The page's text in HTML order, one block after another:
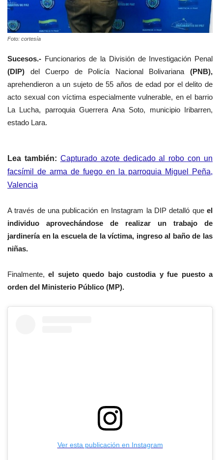
Foto: cortesía
Sucesos.- Funcionarios de la División de Investigación Penal
(DIP) del Cuerpo de Policía Nacional Bolivariana (PNB),
aprehendieron a un sujeto de55 años de edad por el delito de
acto sexual con víctima especialmente vulnerable, en el barrio
La Lucha, parroquia Guerrera Ana Soto, municipio Iribarren,
estado Lara.
Lea también: Capturado azote dedicado al robo con un
facsímil de arma de fuego en la parroquia Miguel Peña,
Valencia
A través de una publicación en Instagram la DIP detalló que el
individuo aprovechándose de realizar un trabajo de
jardinería en la escuela de la víctima, ingreso al baño de las
niñas.
Finalmente,el sujeto quedo bajo custodia y fue puesto a
orden del Ministerio Público (MP).
Ver esta publicación en Instagram